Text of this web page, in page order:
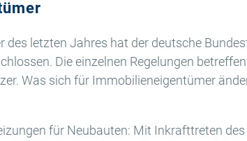
des letzten Jahres hat der deutsche
Die einzelnen Regelungen
Was sich für Immobilieneigentümer
für Neubauten: Mit Inkrafttreten